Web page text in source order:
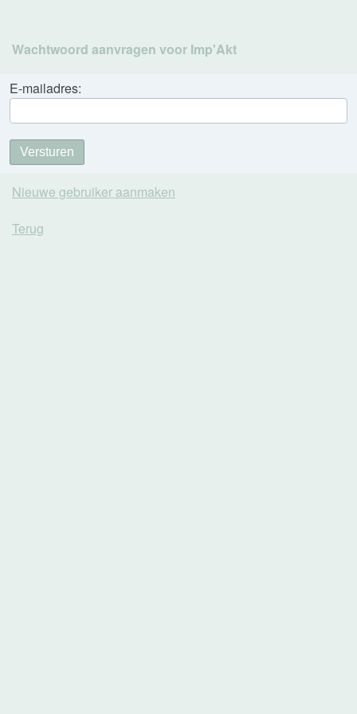
Wachtwoord aanvragen voor Imp'Akt
E-mailadres:
Versturen
Nieuwe gebruiker aanmaken
Terug